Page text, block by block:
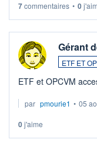
7commentaires • 0
Gérant
ETF ET
ETF
par pmourie1 • 05
0j'aime